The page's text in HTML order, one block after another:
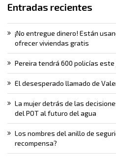
Entradas recientes
¡No entregue dinero! Están
ofrecer viviendas gratis
Pereira tendrá 600 policías
El desesperado llamado de
La mujer detrás de las
del POT al futuro del agua
Los nombres del anillo de
recompensa?